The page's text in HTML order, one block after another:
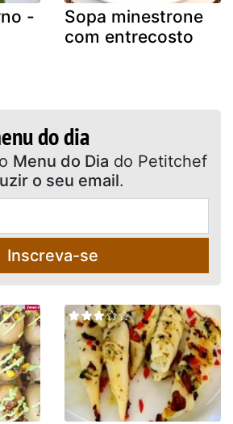
-
Sopa minestrone
com entrecosto
do dia
Para receber o Menu do Dia do Petitchef
o seu email.
Inscreva-se